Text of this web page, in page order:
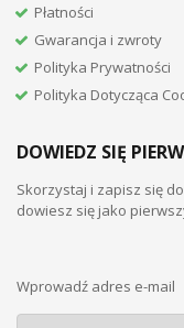
Płatności
Gwarancja i zwroty
Polityka Prywatności
Polityka Dotycząca
DOWIEDZ SIĘ
Skorzystaj i zapisz się
dowiesz się jako
Wprowadź adres e-mail